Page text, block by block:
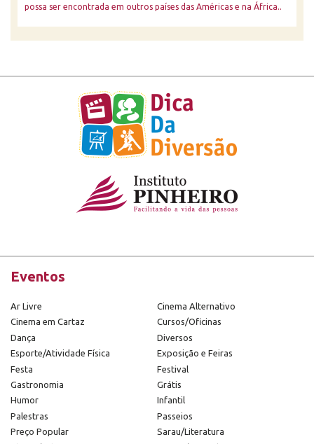
possa ser encontrada em outros países das Américas e na África..
Eventos
Ar Livre
Cinema Alternativo
Cinema em Cartaz
Cursos/Oficinas
Dança
Diversos
Esporte/Atividade Física
Exposição e Feiras
Festa
Festival
Gastronomia
Grátis
Humor
Infantil
Palestras
Passeios
Preço Popular
Sarau/Literatura